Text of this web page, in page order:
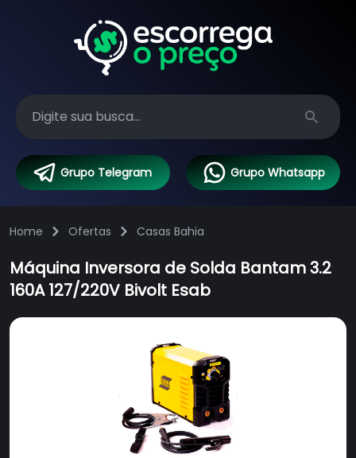
Search
Grupo Telegram Grupo Whatsapp
Home Ofertas Casas Bahia
Máquina Inversora de Solda Bantam 3.2
160A 127/220V Bivolt Esab